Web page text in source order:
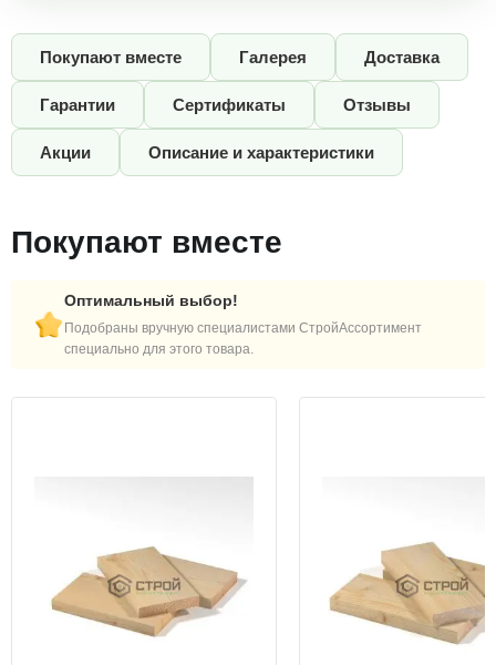
Покупают вместе Галерея Доставка
Гарантии Сертификаты Отзывы
Акции Описание и характеристики
Покупают вместе
Оптимальный выбор!
Подобраны вручную специалистами СтройАссортимент
специально для этого товара.